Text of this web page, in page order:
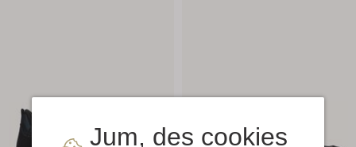
Jum, des cookies